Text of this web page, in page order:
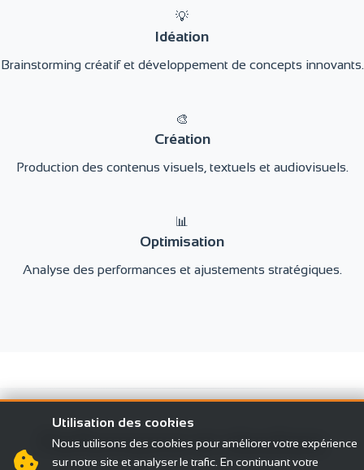
💡
Idéation
Brainstorming créatif et développement de concepts innovants.
🎨
Création
Production des contenus visuels, textuels et audiovisuels.
📊
Optimisation
Analyse des performances et ajustements stratégiques.
Performance et résultats
Utilisation des cookies
Nous utilisons des cookies pour améliorer votre expérience
sur notre site et analyser le trafic. En continuant votre